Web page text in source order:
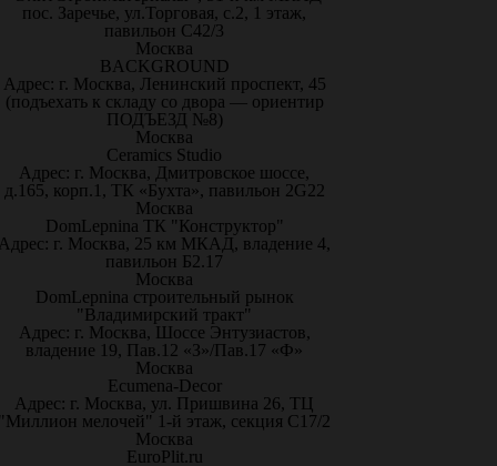
пос. Заречье, ул.Торговая, с.2, 1 этаж,
павильон С42/3
Москва
BACKGROUND
Адрес: г. Москва, Ленинский проспект, 45
(подъехать к складу со двора — ориентир
ПОДЪЕЗД №8)
Москва
Ceramics Studio
Адрес: г. Москва, Дмитровское шоссе,
д.165, корп.1, ТК «Бухта», павильон 2G22
Москва
DomLepnina ТК "Конструктор"
г. Москва, 25 км МКАД, владение 4,
павильон Б2.17
Москва
DomLepnina строительный рынок
"Владимирский тракт"
Адрес: г. Москва, Шоссе Энтузиастов,
владение 19, Пав.12 «З»/Пав.17 «Ф»
Москва
Ecumena-Decor
Адрес: г. Москва, ул. Пришвина 26, ТЦ
мелочей" 1-й этаж, секция С17/2
Москва
EuroPlit.ru